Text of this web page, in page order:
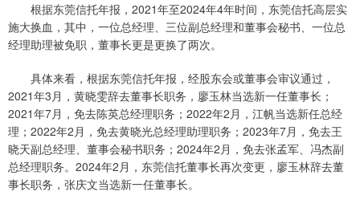
根据东莞信托年报，2021年至2024年4年时间，东莞信托高层实
施大换血，其中，一位总经理、三位副总经理和董事会秘书、一位总
经理助理被免职，董事长更是更换了两次。
具体来看，根据东莞信托年报，经股东会或董事会审议通过，
2021年3月，黄晓雯辞去董事长职务，廖玉林当选新一任董事长；
2021年7月，免去陈英总经理职务；2022年2月，江帆当选新任总经
理；2022年2月，免去黄晓光总经理助理职务；2023年7月，免去王
晓天副总经理、董事会秘书职务；2024年2月，免去张孟军、冯杰副
总经理职务。2024年2月，东莞信托董事长再次变更，廖玉林辞去董
事长职务，张庆文当选新一任董事长。